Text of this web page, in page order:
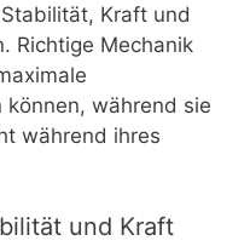
Kraft und
Richtige Mechanik
während sie
während ihres
und Kraft